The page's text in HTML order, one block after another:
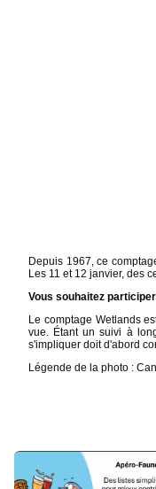
Depuis 1967, ce
Les 11 et 12 janvier, des
Vous souhaitez
Le comptage Wetlands
vue. Étant un suivi à
s'impliquer doit d'abord
Légende de la photo :